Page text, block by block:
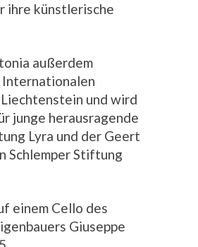
ihre künstlerische
außerdem
und wird
junge herausragende
Lyra und der Geert
Schlemper Stiftung
einem Cello des
Giuseppe